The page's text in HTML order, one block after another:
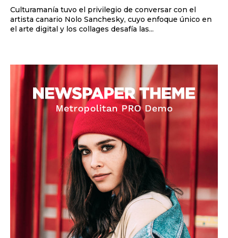
Culturamanía tuvo el privilegio de conversar con el
artista canario Nolo Sanchesky, cuyo enfoque único en
el arte digital y los collages desafía las...